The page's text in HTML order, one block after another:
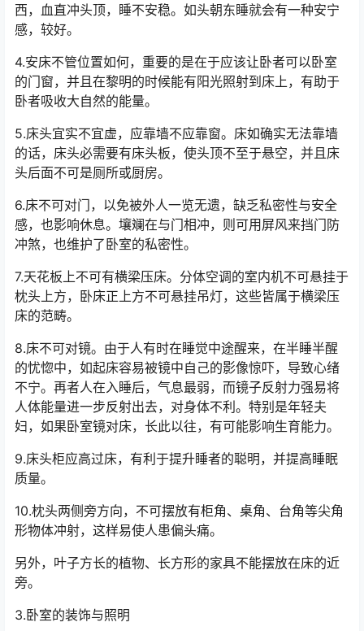
西，血直冲头顶，睡不安稳。如头朝东睡就会有一种安宁
感，较好。
4.安床不管位置如何，重要的是在于应该让卧者可以卧室
的门窗，并且在黎明的时候能有阳光照射到床上，有助于
卧者吸收大自然的能量。
5.床头宜实不宜虚，应靠墙不应靠窗。床如确实无法靠墙
的话，床头必需要有床头板，使头顶不至于悬空，并且床
头后面不可是厕所或厨房。
6.床不可对门，以免被外人一览无遗，缺乏私密性与安全
感，也影响休息。壤斓在与门相冲，则可用屏风来挡门防
冲煞，也维护了卧室的私密性。
7.天花板上不可有横梁压床。分体空调的室内机不可悬挂于
枕头上方，卧床正上方不可悬挂吊灯，这些皆属于横梁压
床的范畴。
8.床不可对镜。由于人有时在睡觉中途醒来，在半睡半醒
的忧惚中，如起床容易被镜中自己的影像惊吓，导致心绪
不宁。再者人在入睡后，气息最弱，而镜子反射力强易将
人体能量进一步反射出去，对身体不利。特别是年轻夫
妇，如果卧室镜对床，长此以往，有可能影响生育能力。
9.床头柜应高过床，有利于提升睡者的聪明，并提高睡眠
质量。
10.枕头两侧旁方向，不可摆放有柜角、桌角、台角等尖角
形物体冲射，这样易使人患偏头痛。
另外，叶子方长的植物、长方形的家具不能摆放在床的近
旁。
3.卧室的装饰与照明